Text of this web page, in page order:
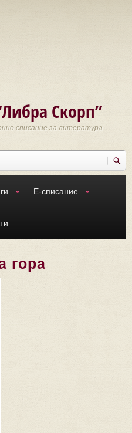
Скорп”
списание за литература
Е-списание
гора